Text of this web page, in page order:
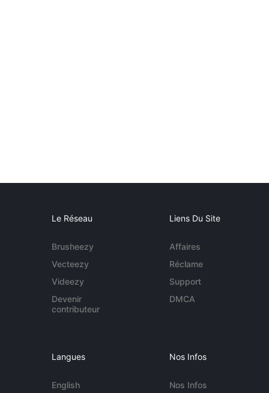
Le Réseau
Brusheezy
Vecteezy
Videezy
Devenir
contributeur
Liens Du Site
Affaires
Réclame
Support
DMCA
Langues
English
Nos Infos
Nos Infos